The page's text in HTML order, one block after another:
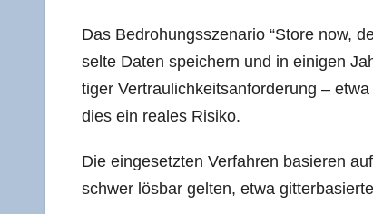
Das Bedro­hungs­sze­na­rio “Store now,
sel­te Daten spei­chern und in eini­gen
ti­ger Ver­trau­lich­keits­an­for­de­rung –
dies ein rea­les Risiko.
Die ein­ge­setz­ten Ver­fah­ren basie­ren
schwer lös­bar gel­ten, etwa